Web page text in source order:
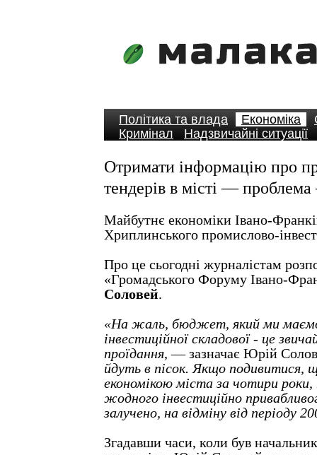
Політика та влада Економіка
Кримінал
Надзвичайні ситуації
Отримати інформацію про
тендерів в місті —
Майбутнє економіки Івано-
Хриплинського промислово-
Про це сьогодні журналістам
«Громадського Форуму Івано-
Соловей.
«На жаль, бюджет, який ми
інвестиційної складової - це
проїдання, — зазначає Юрій
йдуть в пісок. Якщо подивитися,
економікою міста за чотири
жодного інвестиційно
залучено, на відміну від періоду
Згадавши часи, коли був